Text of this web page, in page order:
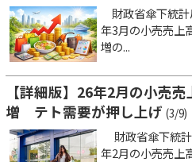
財政省傘下統
年3月の小売売上
増の...
【詳細版】26年2月の小売
増 テト需要が押し上げ (3/9)
財政省傘下統
年2月の小売売上